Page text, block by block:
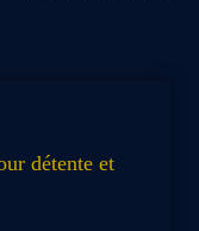
détente et